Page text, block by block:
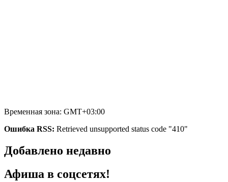
Временная зона: GMT+03:00
Ошибка RSS: Retrieved unsupported status code "410"
Добавлено недавно
Афиша в соцсетях!